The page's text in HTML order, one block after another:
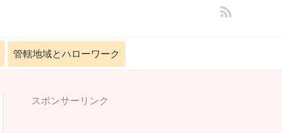
管轄地域とハローワーク
スポンサーリンク